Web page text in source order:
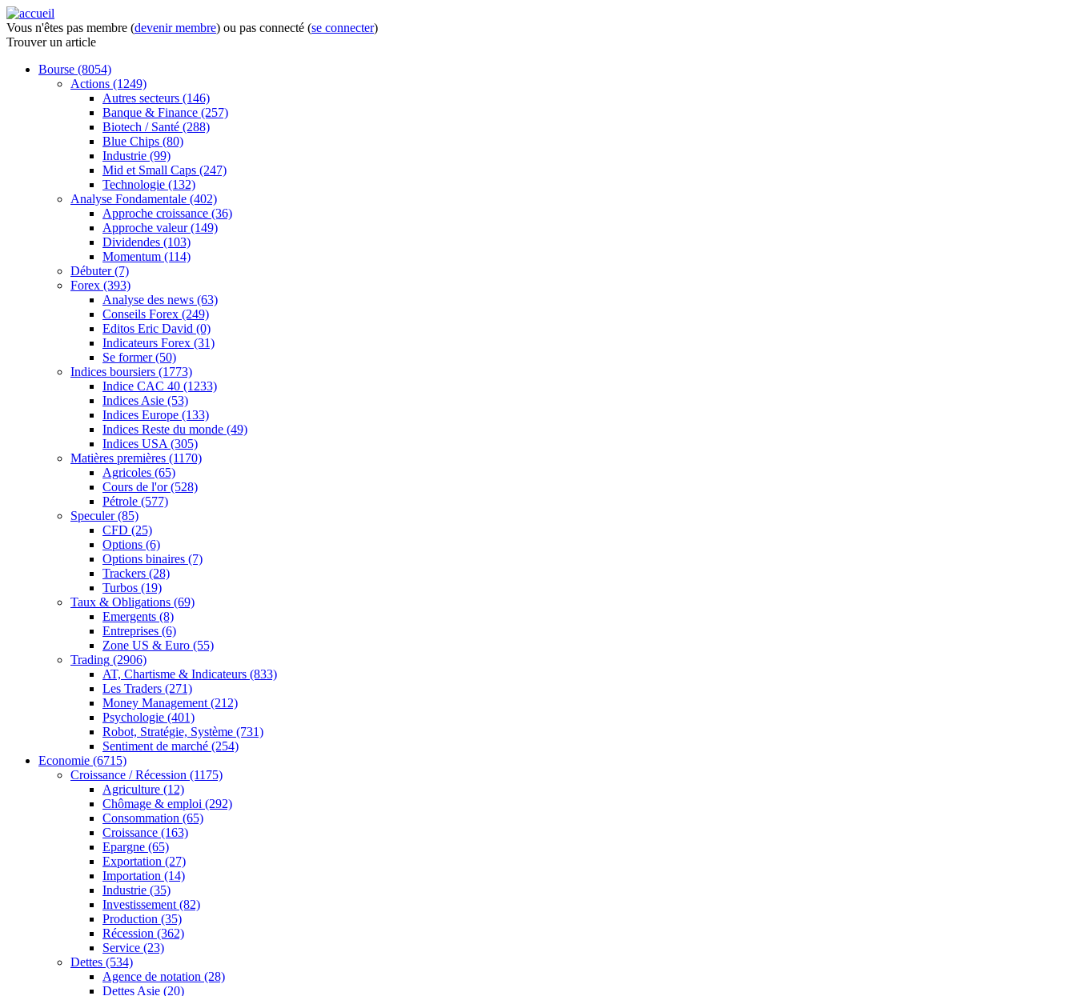
Vous n'êtes pas membre (devenir membre) ou pas connecté (se connecter)
Trouverun article
Bourse (8054)
Actions (1249)
Autres secteurs (146)
Banque & Finance (257)
Biotech / Santé (288)
Blue Chips (80)
Industrie (99)
Mid et Small Caps (247)
Technologie (132)
Analyse Fondamentale (402)
Approche croissance (36)
Approche valeur(149)
Dividendes (103)
Momentum (114)
Débuter(7)
Forex (393)
Analyse des news (63)
Conseils Forex (249)
Editos Eric David (0)
Indicateurs Forex (31)
Se former(50)
Indices boursiers (1773)
Indice CAC 40 (1233)
Indices Asie (53)
Indices Europe (133)
Indices Reste du monde (49)
Indices USA (305)
Matières premières (1170)
Agricoles (65)
Cours de l'or(528)
Pétrole (577)
Speculer(85)
CFD (25)
Options (6)
Options binaires (7)
Trackers (28)
Turbos (19)
Taux & Obligations (69)
Emergents (8)
Entreprises (6)
Zone US & Euro (55)
Trading (2906)
AT, Chartisme & Indicateurs (833)
Les Traders (271)
Money Management (212)
Psychologie (401)
Robot, Stratégie, Système (731)
Sentiment de marché (254)
Economie (6715)
Croissance / Récession (1175)
Agriculture (12)
Chômage & emploi (292)
Consommation (65)
Croissance (163)
Epargne (65)
Exportation (27)
Importation (14)
Industrie (35)
Investissement (82)
Production (35)
Récession (362)
Service (23)
Dettes (534)
Agence de notation (28)
Dettes Asie (20)